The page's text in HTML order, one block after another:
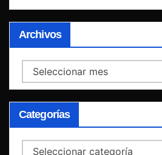
Archivos
Archivos
Categorías
Categorías